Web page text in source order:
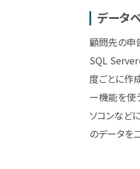
データ
顧問先の申
SQL Server
度ごとに作
ー機能を使
ソコンなど
のデータを